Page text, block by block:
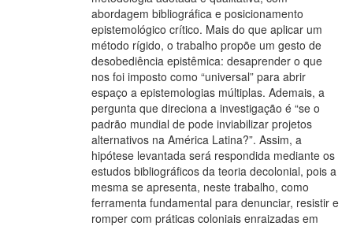
abordagem bibliográfica e posicionamento
epistemológico crítico. Mais do que aplicar um
método rígido, o trabalho propõe um gesto de
desobediência epistêmica: desaprender o que
nos foi imposto como “universal” para abrir
espaço a epistemologias múltiplas. Ademais, a
pergunta que direciona a investigação é “se o
padrão mundial de pode inviabilizar projetos
alternativos na América Latina?”. Assim, a
hipótese levantada será respondida mediante os
estudos bibliográficos da teoria decolonial, pois a
mesma se apresenta, neste trabalho, como
ferramenta fundamental para denunciar, resistir e
romper com práticas coloniais enraizadas em